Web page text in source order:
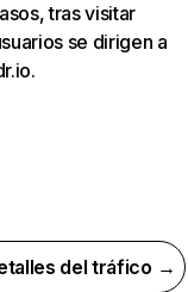
tras visitar
se dirigen a
del tráfico →